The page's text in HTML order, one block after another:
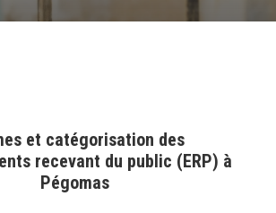
et catégorisation des
recevant du public (ERP) à
Pégomas